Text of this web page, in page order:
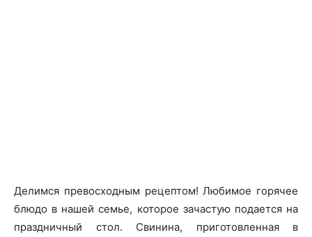
Делимся превосходным рецептом! Любимое горячее
блюдо в нашей семье, которое зачастую подается на
праздничный стол. Свинина, приготовленная в